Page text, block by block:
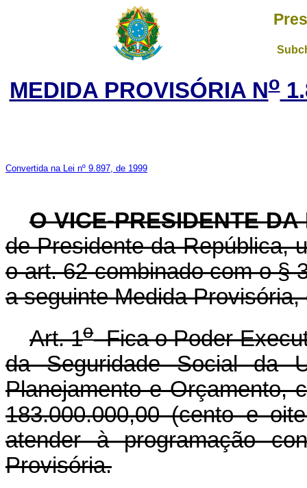
MEDIDA PROVISÓRIA No
Convertida na Lei nº 9.897, de 1999
O VICE-PRESIDENTE
de Presidente da República,
o art. 62 combinado com o §
a seguinte Medida
Art. 1oFica o Poder
da Seguridade Social da
Planejamento e Orçamento,
183.000.000,00 (cento e
atender à programação
Provisória.